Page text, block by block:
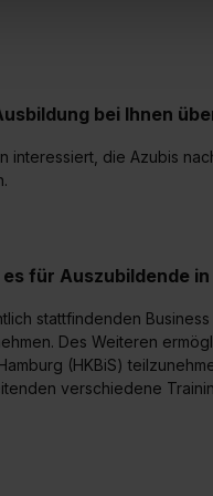
für die Zukunft
Einstellungen“
Weitere Informationen:
bei Ihnen
interessiert, die Azubis
für Auszubildende in
stattfindenden
Des Weiteren
(HKBiS)
verschiedene